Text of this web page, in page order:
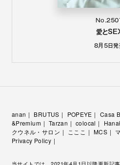
愛と
8月5日発
anan BRUTUS POPEYE Casa
&Premium
Tarzan colocal
クウネル・サロン
こここ MCS
Privacy Policy